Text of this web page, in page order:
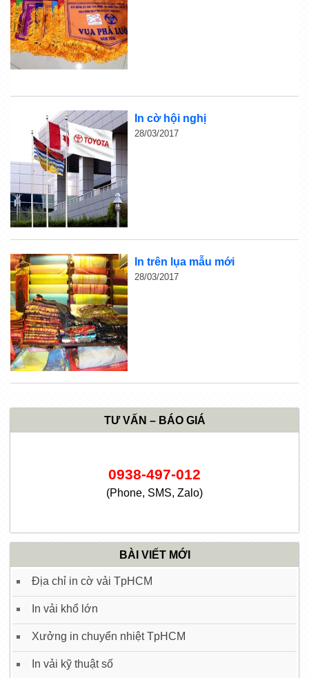
In cờ hội nghị
28/03/2017
In trên lụa mẫu mới
28/03/2017
TƯ VẤN – BÁO GIÁ
0938-497-012
(Phone, SMS, Zalo)
BÀI VIẾT MỚI
Địa chỉ in cờ vải TpHCM
In vải khổ lớn
Xưởng in chuyển nhiệt TpHCM
In vải kỹ thuật số